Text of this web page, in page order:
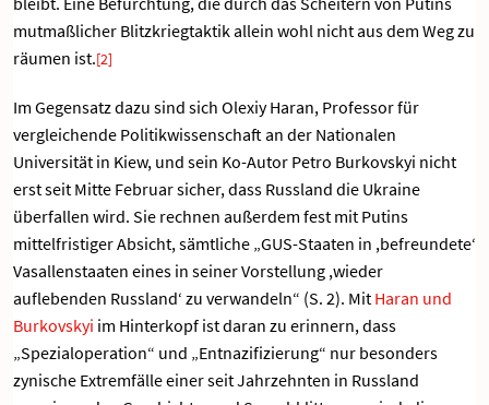
mutmaßlicher Blitzkriegtaktik allein wohl nicht aus dem Weg zu
räumen ist.[2]
Im Gegensatz dazu sind sich Olexiy Haran, Professor für
vergleichende Politikwissenschaft an der Nationalen
Universität in Kiew, und sein Ko-Autor Petro Burkovskyi nicht
erst seit Mitte Februar sicher, dass Russland die Ukraine
überfallen wird. Sie rechnen außerdem fest mit Putins
mittelfristiger Absicht, sämtliche „GUS-Staaten in ,befreundete‘
Vasallenstaaten eines in seiner Vorstellung ,wieder
auflebenden Russland‘ zu verwandeln“ (S. 2). Mit Haran und
Burkovskyi im Hinterkopf ist daran zu erinnern, dass
„Spezialoperation“ und „Entnazifizierung“ nur besonders
zynische Extremfälle einer seit Jahrzehnten in Russland